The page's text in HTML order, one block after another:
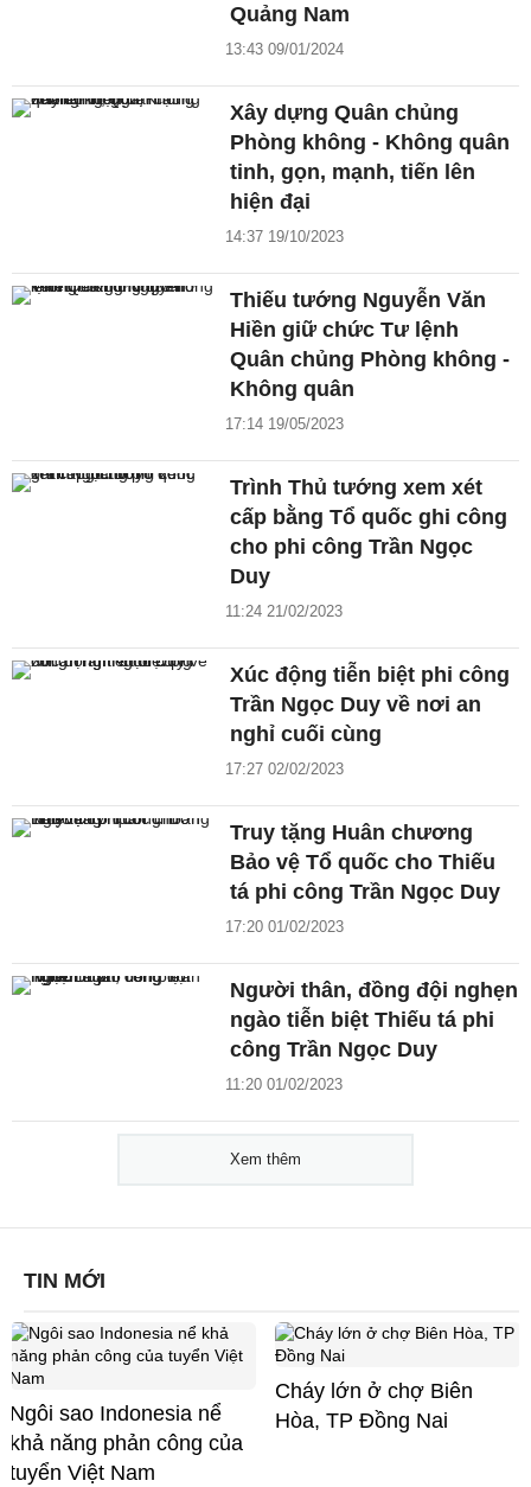
Quảng Nam
13:43 09/01/2024
Xây dựng Quân chủng
Phòng không - Không quân
tinh, gọn, mạnh, tiến lên
hiện đại
14:37 19/10/2023
Thiếu tướng Nguyễn Văn
Hiền giữ chức Tư lệnh
Quân chủng Phòng không -
Không quân
17:14 19/05/2023
Trình Thủ tướng xem xét
cấp bằng Tổ quốc ghi công
cho phi công Trần Ngọc
Duy
11:24 21/02/2023
Xúc động tiễn biệt phi công
Trần Ngọc Duy về nơi an
nghỉ cuối cùng
17:27 02/02/2023
Truy tặng Huân chương
Bảo vệ Tổ quốc cho Thiếu
tá phi công Trần Ngọc Duy
17:20 01/02/2023
Người thân, đồng đội nghẹn
ngào tiễn biệt Thiếu tá phi
công Trần Ngọc Duy
11:20 01/02/2023
Xem thêm
TIN MỚI
Ngôi sao Indonesia nể
khả năng phản công của
tuyển Việt Nam
Cháy lớn ở chợ Biên
Hòa, TP Đồng Nai